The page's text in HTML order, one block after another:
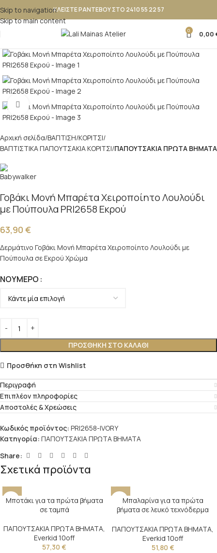
Skip to navigation
Skip to main content
ΚΛΕΙΣΤΕ ΡΑΝΤΕΒΟΥ ΣΤΟ 2410 55 22 57
0 0,00
Κλικ για μεγέθυνση
Αρχική σελίδα ΒΑΠΤΙΣΗ ΚΟΡΙΤΣΙ
ΒΑΠΤΙΣΤΙΚΑ ΠΑΠΟΥΤΣΑΚΙΑ ΚΟΡΙΤΣΙ ΠΑΠΟΥΤΣΑΚΙΑ ΠΡΩΤΑ ΒΗΜΑΤΑ
Γοβάκι Μονή Μπαρέτα Χειροποίητο Λουλούδι
με Πούπουλα PRI2658 Εκρού
63,90 €
Δερμάτινο Γοβάκι Μονή Μπαρέτα Χειροποίητο Λουλούδι με
Πούπουλα σε Εκρού Χρώμα
ΝΟΎΜΕΡΟ
ΠΡΟΣΘΉΚΗ ΣΤΟ ΚΑΛΆΘΙ
Προσθήκη στη Wishlist
Περιγραφή
Επιπλέον πληροφορίες
Αποστολές & Χρεώσεις
Κωδικός προϊόντος: PRI2658-IVORY
Κατηγορία: ΠΑΠΟΥΤΣΑΚΙΑ ΠΡΩΤΑ ΒΗΜΑΤΑ
Share:
Σχετικά προϊόντα
Μποτάκι για τα πρώτα βήματα
σε ταμπά
ΠΑΠΟΥΤΣΑΚΙΑ ΠΡΩΤΑ ΒΗΜΑΤΑ,
Everkid 10off
57,30 €
Μπαλαρίνα για τα πρώτα
βήματα σε λευκό τεχνόδερμα
και τρέσα
ΠΑΠΟΥΤΣΑΚΙΑ ΠΡΩΤΑ ΒΗΜΑΤΑ,
Everkid 10off
51,80 €